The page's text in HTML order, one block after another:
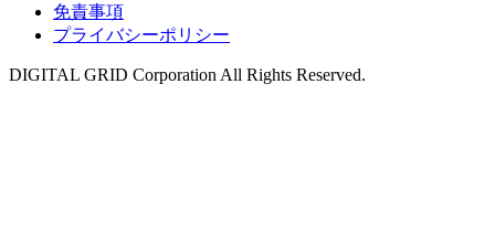
免責事項
プライバシーポリシー
DIGITAL GRID Corporation All Rights Reserved.